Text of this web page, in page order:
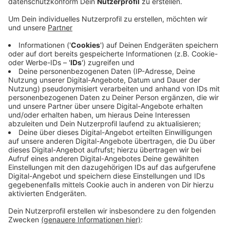
Veröffentlicht:Freitag, 22.03.2019 15:11
Anzeige
Kurz vor 14 Uhr ging der Notruf ein. Eine Autofahrerin
war beim rückwärts Einparken in einen offenen
Gullischacht gefahren und stecken geblieben. In
diesem befand sich der 21-jährige Kanalarbeiter, der
jetzt nicht mehr rauskam. Mithilfe eines Wagenhebers
und einem Brett konnten die Beamten das Auto aus
dem Gullischacht heben und somit den Kanalarbeiter
wieder befreien.